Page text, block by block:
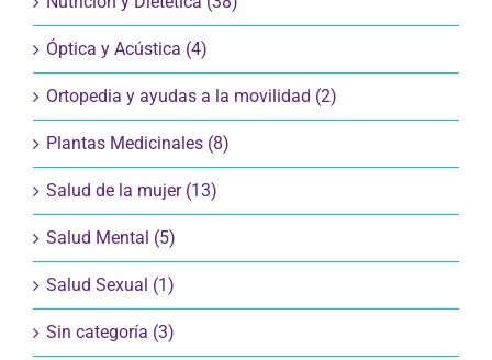
Óptica y Acústica (4)
Ortopedia y ayudas a la movilidad (2)
Plantas Medicinales (8)
Salud de la mujer (13)
Salud Mental (5)
Salud Sexual (1)
Sin categoría (3)